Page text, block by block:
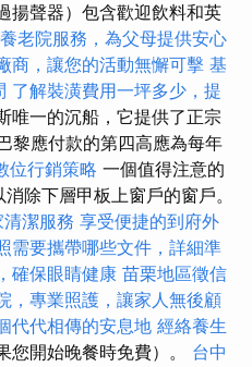
揚聲器）包含歡迎飲料和英
老院服務，為父母提供安心
商，讓您的活動無懈可擊 基
了解裝潢費用一坪多少，提
唯一的沉船，它提供了正宗
黎應付款的第四高應為每年
位行銷策略 一個值得注意的
除下層甲板上窗戶的窗戶。
潔服務 享受便捷的到府外
需要攜帶哪些文件，詳細準
確保眼睛健康 苗栗地區徵信
，專業照護，讓家人無後顧
代代相傳的安息地 經絡養生
您開始晚餐時免費）。 台中